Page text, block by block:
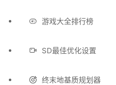
游戏大全排行榜
SD最佳优化设置
终末地基质规划器